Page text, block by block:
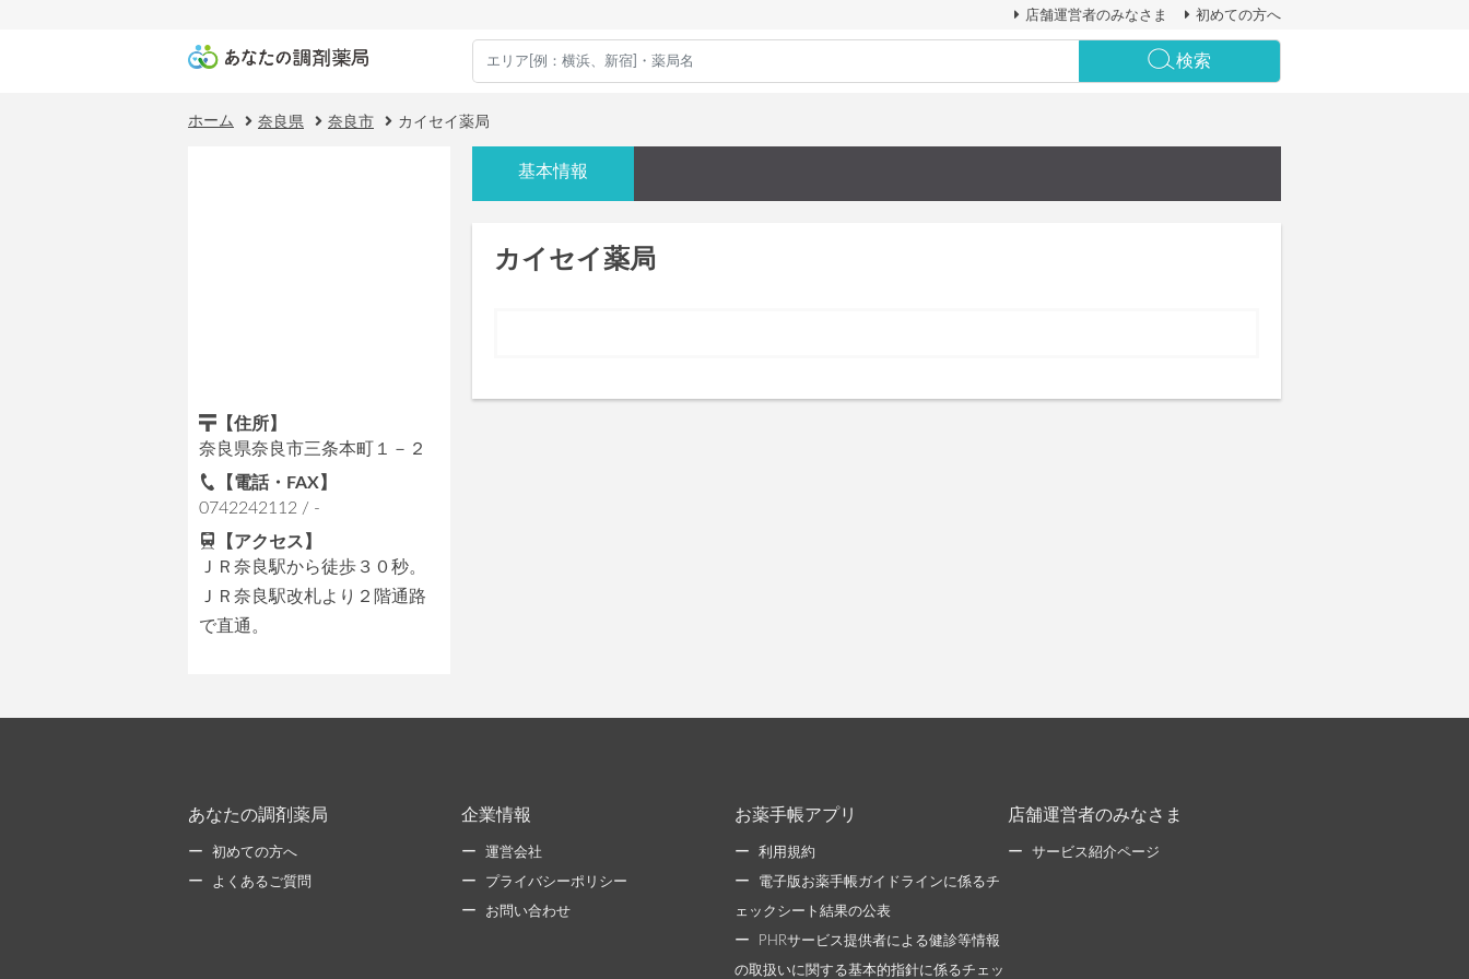
店舗運営者のみなさま 初めての方へ
検索
ホーム 奈良県 奈良市 カイセイ薬局
【住所】
奈良県奈良市三条本町１－２
【電話・FAX】
0742242112 / -
【アクセス】
ＪＲ奈良駅から徒歩３０秒。
ＪＲ奈良駅改札より２階通路
で直通。
基本情報
カイセイ薬局
あなたの調剤薬局
初めての方へ
よくあるご質問
企業情報
運営会社
プライバシーポリシー
お問い合わせ
お薬手帳アプリ
利用規約
電子版お薬手帳ガイドラインに係るチ
ェックシート結果の公表
PHRサービス提供者による健診等情報
の取扱いに関する基本的指針に係るチェッ
店舗運営者のみなさま
サービス紹介ページ